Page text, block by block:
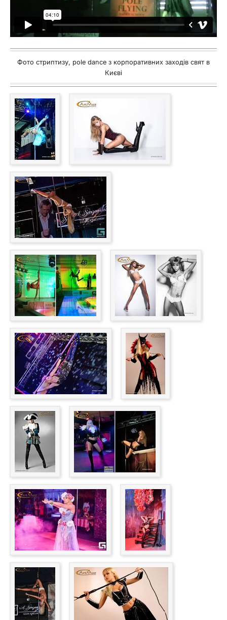
Фото стриптизу, pole dance з корпоративних заходів свят в
Києві